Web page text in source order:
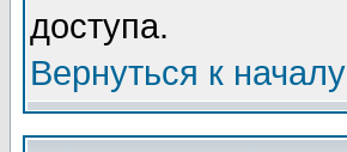
доступа.
Вернуться к началу